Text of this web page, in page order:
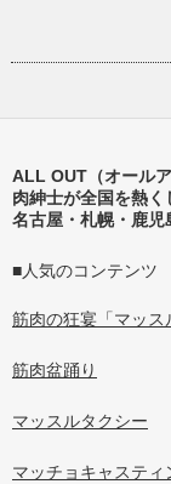
ALL OUT（オール
肉紳士が全国を熱く
名古屋・札幌・鹿児
■人気のコンテンツ
筋肉の狂宴「マッス
筋肉盆踊り
マッスルタクシー
マッチョキャスティ